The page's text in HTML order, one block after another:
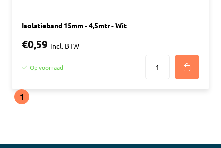
Isolatieband 15mm - 4,5mtr - Wit
€0,59 incl. BTW
Op voorraad
1